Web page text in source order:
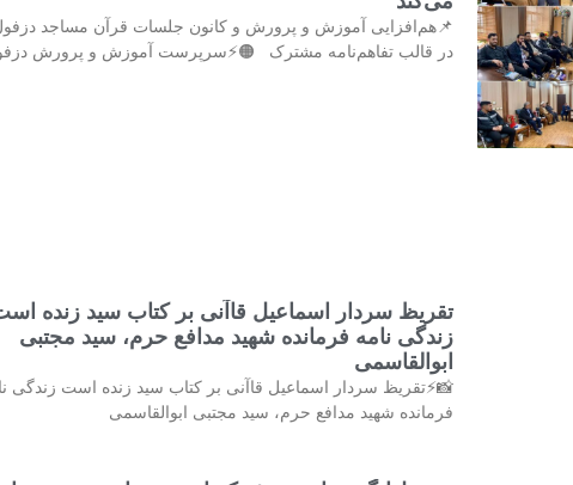
📌هم‌افزایی آموزش و پرورش و کانون جلسات قرآن مساجد
در قالب تفاهم‌نامه مشترک 🟠⚡️سرپرست آموزش و پرورش
تقریظ سردار اسماعیل قاآنی بر کتاب سید زنده
زندگی نامه فرمانده شهید مدافع حرم، سید مجتبی
ابوالقاسمی
📸⚡تقریظ سردار اسماعیل قاآنی بر کتاب سید زنده است زندگی
فرمانده شهید مدافع حرم، سید مجتبی ابوالقاسمی